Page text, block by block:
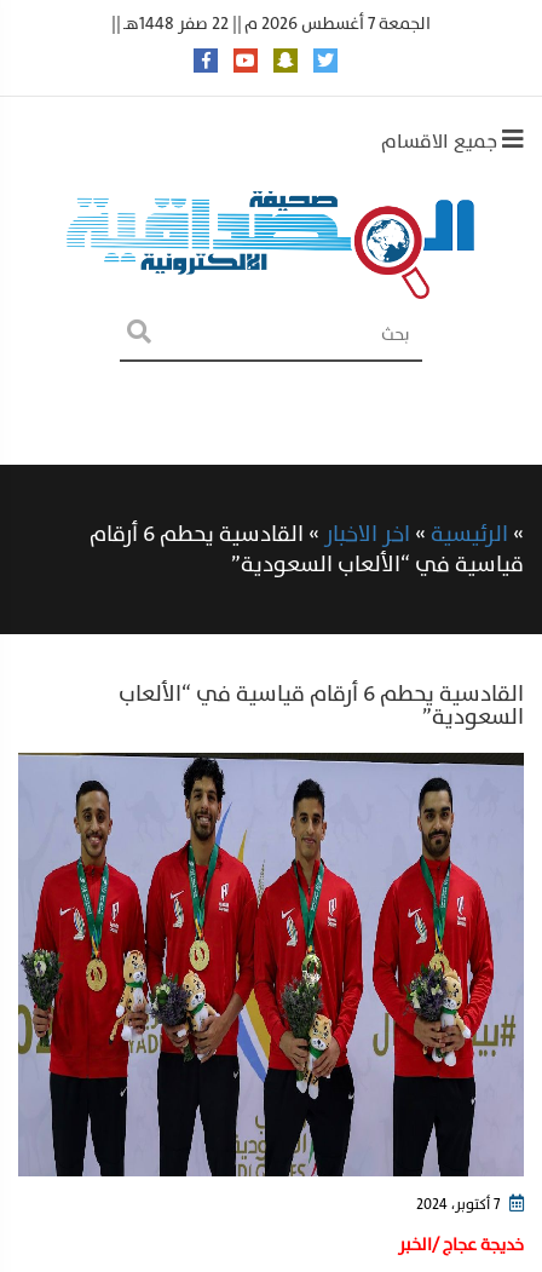
الجمعة 7 أغسطس 2026 م || 22 صفر 1448هـ ||
جميع الاقسام
»الرئيسية»اخر الاخبار »
القادسية يحطم 6 أرقام
قياسية في “الألعاب السعودية”
القادسية يحطم 6 أرقام قياسية في “الألعاب
السعودية”
خديجة عجاج /الخبر